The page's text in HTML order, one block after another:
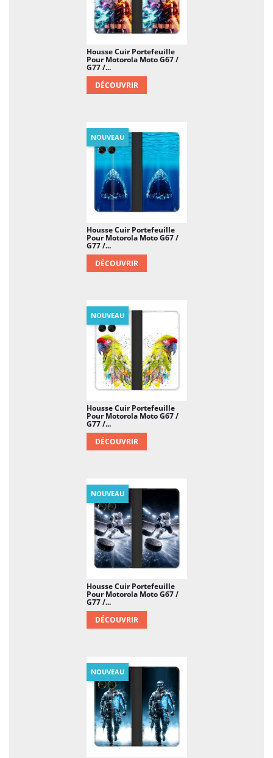
Housse Cuir Portefeuille
Pour Motorola Moto G67 /
G77 /...
DÉCOUVRIR
Housse Cuir Portefeuille
Pour Motorola Moto G67 /
G77 /...
DÉCOUVRIR
NOUVEAU
Housse Cuir Portefeuille
Pour Motorola Moto G67 /
G77 /...
DÉCOUVRIR
NOUVEAU
Housse Cuir Portefeuille
Pour Motorola Moto G67 /
G77 /...
DÉCOUVRIR
NOUVEAU
NOUVEAU